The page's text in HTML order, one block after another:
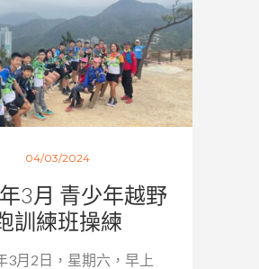
04/03/2024
3月 青少年越野
訓練班操練
3月2日，星期六，早上